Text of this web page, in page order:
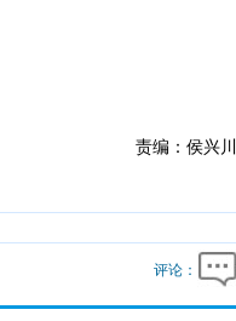
责编：侯兴川
评论：